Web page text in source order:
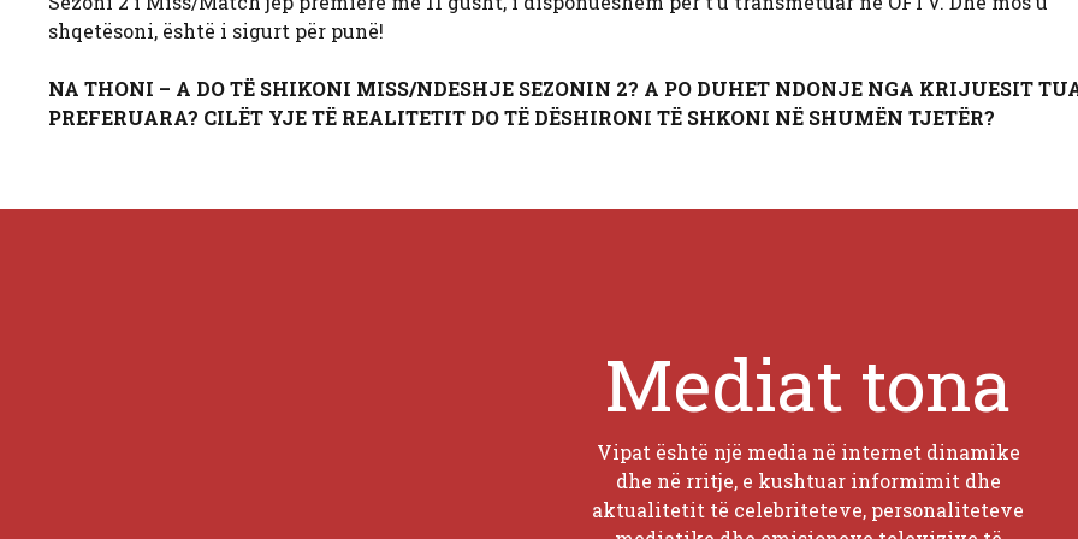
shqetësoni, është i sigurt për punë!
NA THONI – A DO TË SHIKONI MISS/NDESHJE SEZONIN 2? A PO DUHET NDONJE NGA KRIJUESIT
PREFERUARA? CILËT YJE TË REALITETIT DO TË DËSHIRONI TË SHKONI NË SHUMËN TJETËR?
Mediat tona
Vipat është një media në internet dinamike
dhe në rritje, e kushtuar informimit dhe
aktualitetit të celebriteteve, personaliteteve